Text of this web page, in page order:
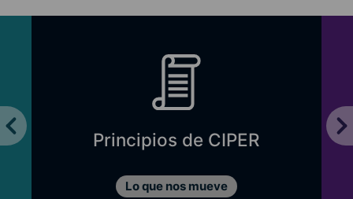
Principios de CIPER
Lo que nos mueve